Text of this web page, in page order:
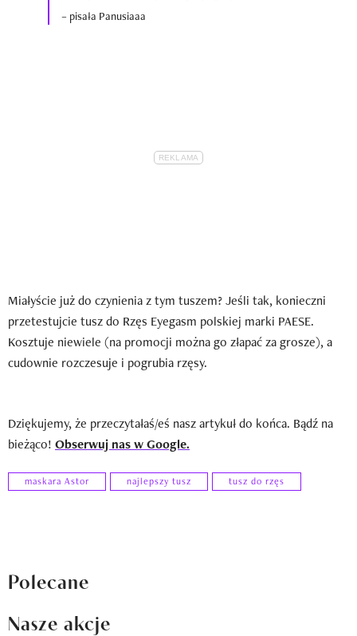
– pisała Panusiaaa
Miałyście już do czynienia z tym tuszem? Jeśli tak, konieczni
przetestujcie tusz do Rzęs Eyegasm polskiej marki PAESE.
Kosztuje niewiele (na promocji można go złapać za grosze), a
cudownie rozczesuje i pogrubia rzęsy.
Dziękujemy, że przeczytałaś/eś nasz artykuł do końca. Bądź na
bieżąco! Obserwuj nas w Google.
maskara Astor najlepszy tusz tusz do rzęs
Polecane
Nasze akcje